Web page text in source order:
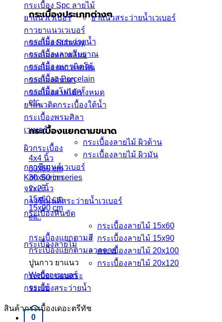
กระเบื้องประเภทต่างๆ
กระเบื้องสระว่ายน้ำ
กระเบื้องลายโบราณ
กระเบื้องแกรนิตโต้
กระเบื้อง Porcelain
กระเบื้องโมเสค
etc.
กระเบื้องแยกตามขนาด
4x4 นิ้ว
60x60 cm
30x60 cm
2x2 นิ้ว
15x60 cm
15x90 cm
etc.
กระเบื้องแยกตามสี
กระเบื้องแยกตามลวดลาย
ปูนกาว ยาแนว
Weber เวเบอร์
จระเข้
0
กระเบื้อง Spc ลายไม้
ยาแนวเวเบอร์
ยาแนวสระว่ายน้ำเวเบอร์
กาวยาแนวเวเบอร์
กระเบื้อง Subway
กระเบื้องหกเหลี่ยม
กระเบื้อง spc ลายหิน
กระเบื้องดินเผา
กระเบื้องลายไม้ ทั้งหมด
ยาแนวติดกระเบื้องใต้น้ำ
กระเบื้องพรมศิลา
เวเบอร์
ผิวกระเบื้อง
กระเบื้องลายไม้ ผิวด้าน
กระเบื้องลายไม้ ผิวมัน
กาวซีเมนต์เวเบอร์
Koh Surin series
จระเข้
กาวซีเมนต์สระว่ายนํ้าเวเบอร์
กระเบื้องหินขัด
กระเบื้องลายไม้
กระเบื้องลายไม้ 15x60
กระเบื้องลายไม้ 15x90
กระเบื้องลายไม้ 20x100
กระเบื้องลายไม้ 20x120
กระเบื้องขอบสระ
กระเบื้องสระว่ายนํ้า
สินค้ากระเบื้องเดอะตรีทัช